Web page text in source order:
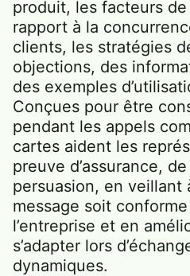
produit, les facteurs
rapport à la
clients, les stratégies
objections, des
des exemples
Conçues pour être
pendant les appels
cartes aident les
preuve d’assurance,
persuasion, en veillant
message soit
l’entreprise et en
s’adapter lors
dynamiques.